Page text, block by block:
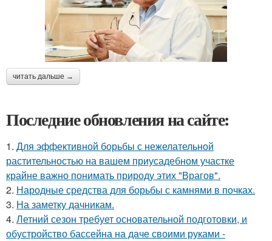
читать дальше →
Последние обновления на сайте:
1. Для эффективной борьбы с нежелательной
растительностью на вашем приусадебном участке
крайне важно понимать природу этих "Врагов".
2. Народные средства для борьбы с камнями в почках.
3. На заметку дачникам.
4. Летний сезон требует основательной подготовки, и
обустройство бассейна на даче своими руками -